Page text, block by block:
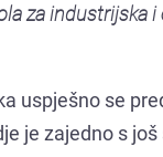
za industrijska
uspješno se
je zajedno s